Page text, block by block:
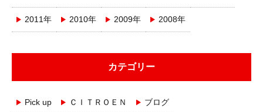
2011年 2010年 2009年 2008年
カテゴリー
Pick up ＣＩＴＲＯＥＮ ブログ